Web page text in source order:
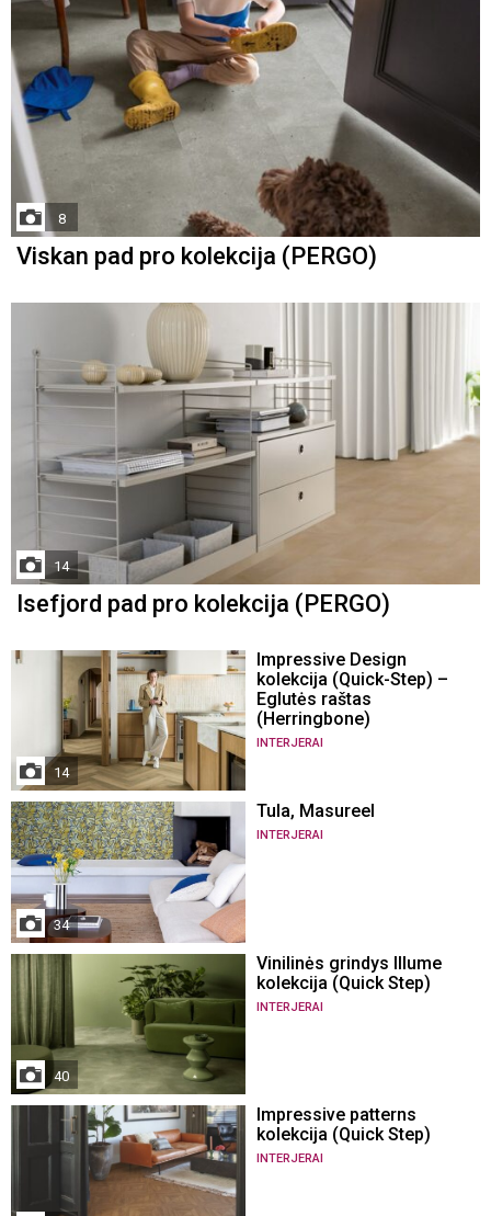
8
Viskan pad pro kolekcija (PERGO)
14
Isefjord pad pro kolekcija (PERGO)
14
Impressive Design
kolekcija (Quick-Step) –
Eglutės raštas
(Herringbone)
INTERJERAI
34
Tula, Masureel
INTERJERAI
40
Vinilinės grindys Illume
kolekcija (Quick Step)
INTERJERAI
Impressive patterns
kolekcija (Quick Step)
INTERJERAI